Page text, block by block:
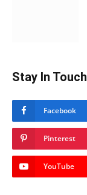
Stay In Touch
Facebook
Pinterest
YouTube